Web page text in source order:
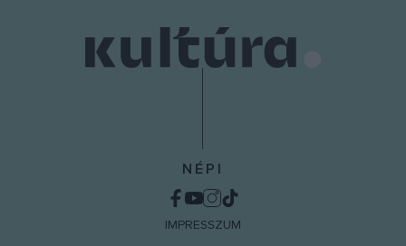
NÉPI
IMPRESSZUM